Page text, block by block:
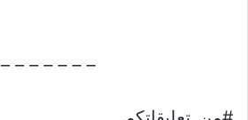
– – – – – – –